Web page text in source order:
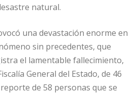
natural.
una devastación enorme en
sin precedentes, que
el lamentable fallecimiento,
General del Estado, de 46
de 58 personas que se